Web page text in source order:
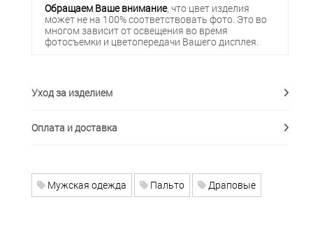
Обращаем Ваше внимание, что цвет изделия
может не на 100% соответствовать фото. Это во
многом зависит от освещения во время
фотосъемки и цветопередачи Вашего дисплея.
Уход за изделием
Оплата и доставка
Мужская одежда Пальто Драповые